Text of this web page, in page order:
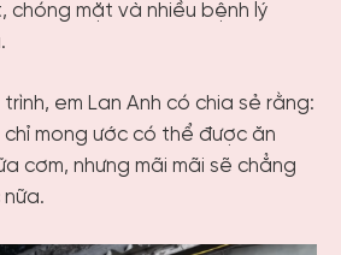
chóng mặt và nhiều bệnh lý
em Lan Anh có chia sẻ rằng:
mong ước có thể được ăn
cơm, nhưng mãi mãi sẽ chẳng